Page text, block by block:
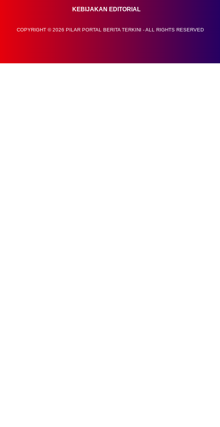
KEBIJAKAN EDITORIAL
COPYRIGHT © 2026 PILAR PORTAL BERITA TERKINI - ALL RIGHTS RESERVED